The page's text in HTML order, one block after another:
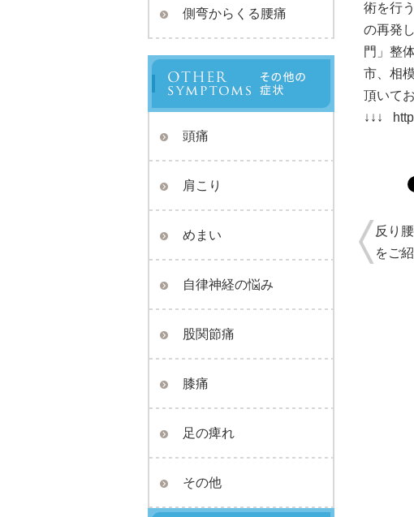
側弯からくる腰痛
頭痛
肩こり
めまい
自律神経の悩み
股関節痛
膝痛
足の痺れ
その他
術を行
の再発
門」整
市、相
頂いて
↓↓↓
反り
をご